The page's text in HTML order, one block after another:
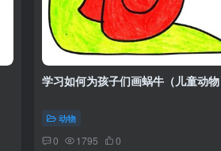
学习如何为孩子们画蜗牛（儿童动
动物
0 1795 0